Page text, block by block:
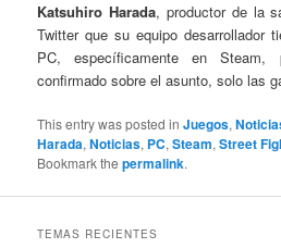
Katsuhiro Harada, productor de la
Twitter que su equipo desarrollador
PC, específicamente en
confirmado sobre el asunto, solo las
This entry was posted inJuegos,
Harada,Noticias, PC,Steam,Street
Bookmark thepermalink.
TEMAS RECIENTES